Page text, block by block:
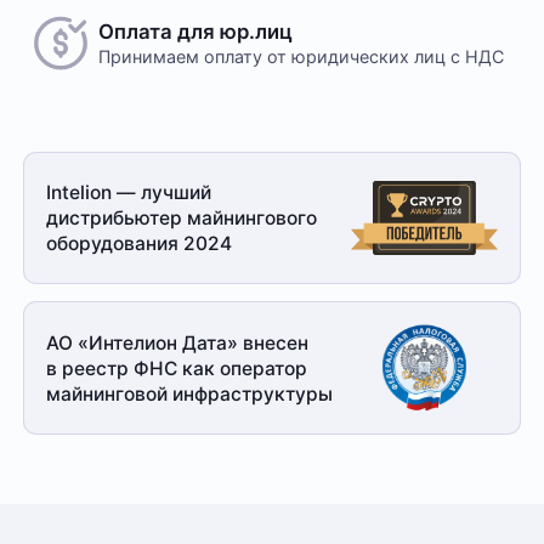
заказ оформляется на юридическое лицо.
При получении заказа необходимо иметь при себе
доверенность от организации-заказчика и паспорт
для удостоверения личности
Доставка
Отправка товара осуществляется с понедельника
по пятницу с 10-00 до 19-00. При получении товара
необходимо предоставить паспорт и квитанцию
Оплата для юр.лиц
Принимаем оплату от юридических лиц с НДС
Intelion — лучший
дистрибьютер майнингового
оборудования 2024
АО «Интелион Дата» внесен
в реестр ФНС как оператор
майнинговой инфраструктуры